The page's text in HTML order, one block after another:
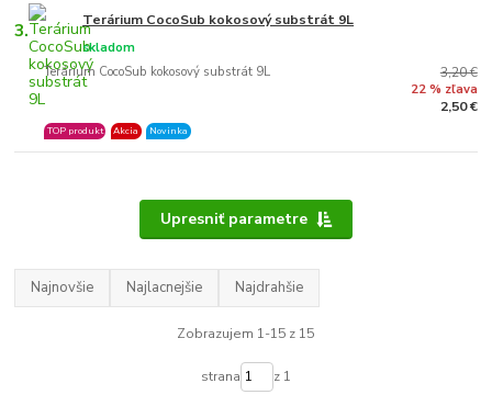
3. Terárium CocoSub kokosový substrát 9L
Terárium CocoSub kokosový substrát 9L
skladom
TOP produkt Akcia Novinka
3,20 €
22 % zľava
2,50 €
Upresniť parametre
Najnovšie Najlacnejšie Najdrahšie
Zobrazujem 1-15 z 15
strana z 1